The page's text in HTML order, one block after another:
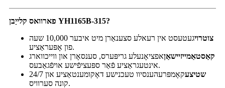
פארוואס קלייַבן YH1165B-315?
צוטרוי
געטעסט אין רעאלע סצענאַרן מיט איבער 10,000 שעה
פון אָפּעראַציע.
קאַסטאַמייזיישאַןאפציאָנעלע גריפּערס, סענסאָרן און ווייכווארג
אינטעגראַציע פֿאַר ספּעציפֿישע אויפֿגאַבעס.
שטיצע
קאָמפּרעהענסיוו טעכנישע דאָקומענטאַציע און 24/7
קונה סערוויס.